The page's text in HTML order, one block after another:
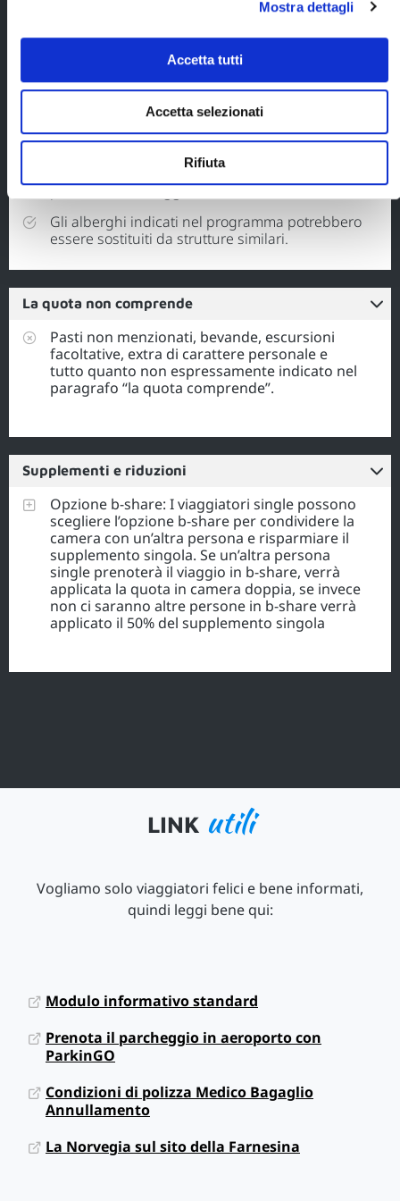
Mostra dettagli
Accetta tutti
Accetta selezionati
Rifiuta
viaggio).
Ciascuna partenza viene confermata al
raggiungimento del numero minimo di 6
partecipanti. In caso di mancato
raggiungimento del numero minimo l'acconto
versato verrà interamente restituito o, se
richiesto dai viaggiatori verrà proposta un’altra
partenza o un viaggio alternativo.
Gli alberghi indicati nel programma potrebbero
essere sostituiti da strutture similari.
La quota non comprende
Pasti non menzionati, bevande, escursioni
facoltative, extra di carattere personale e
tutto quanto non espressamente indicato nel
paragrafo “la quota comprende”.
Supplementi e riduzioni
Opzione b-share: I viaggiatori single possono
scegliere l’opzione b-share per condividere la
camera con un’altra persona e risparmiare il
supplemento singola. Se un’altra persona
single prenoterà il viaggio in b-share, verrà
applicata la quota in camera doppia, se invece
non ci saranno altre persone in b-share verrà
applicato il 50% del supplemento singola
LINK utili
Vogliamo solo viaggiatori felici e bene informati,
quindi leggi bene qui:
Modulo informativo standard
Prenota il parcheggio in aeroporto con
ParkinGO
Condizioni di polizza Medico Bagaglio
Annullamento
La Norvegia sul sito della Farnesina